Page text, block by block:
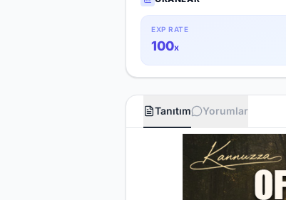
EXP RATE
100x
Tanıtım Yorumlar